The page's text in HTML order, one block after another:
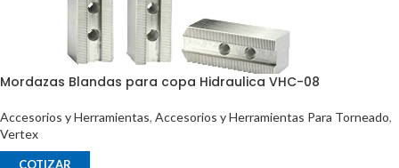
Mordazas Blandas para copa Hidraulica VHC-08
Accesorios y Herramientas, Accesorios y Herramientas Para Torneado,
Vertex
COTIZAR